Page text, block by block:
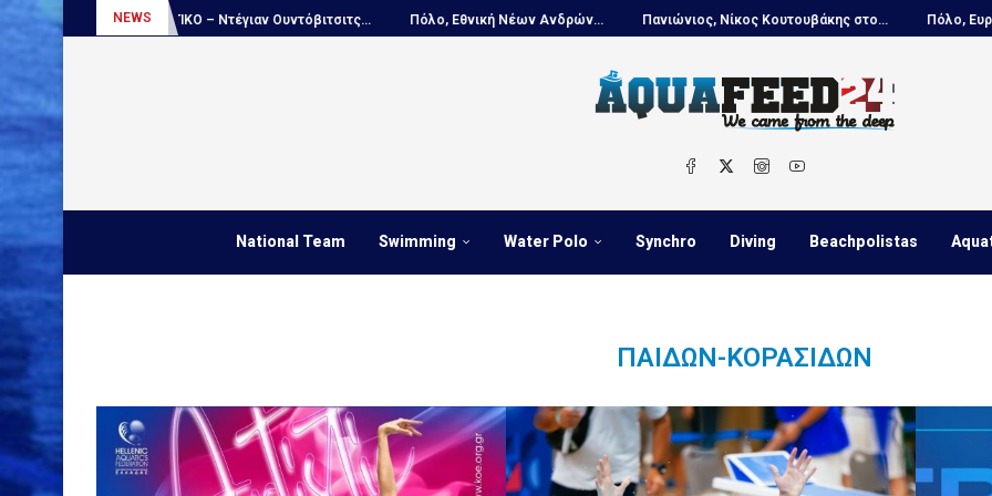
NEWS
ΑΠΟΚΛΕΙΣΤΙΚΟ – Ντέγιαν Ουντόβιτσιτς... Πόλο, Εθνική Νέων Ανδρών... Πανιώνιος, Νίκος Κουτουβάκης στο... Πόλο, Ευρωπαϊκό
National Team Swimming Water Polo Synchro Diving Beachpolistas
ΠΑΊΔΩΝ-ΚΟΡΑΣΊΔΩΝ